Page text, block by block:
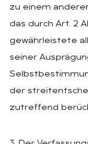
zu einem
das durch Art. 2
gewährleistete
seiner
der
zutreffend